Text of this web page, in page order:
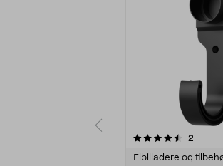
2
Elbilladere og
4.5 av 5